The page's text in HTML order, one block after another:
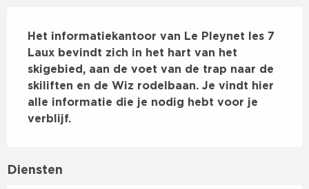
Het informatiekantoor van Le Pleynet les 7
Laux bevindt zich in het hart van het
skigebied, aan de voet van de trap naar de
skiliften en de Wiz rodelbaan. Je vindt hier
alle informatie die je nodig hebt voor je
verblijf.
Diensten